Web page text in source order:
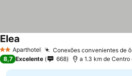
2 EstrelasAparthotel Conexões convenientes de
Elea
8,7 Excelente 668 a 1.3 km de